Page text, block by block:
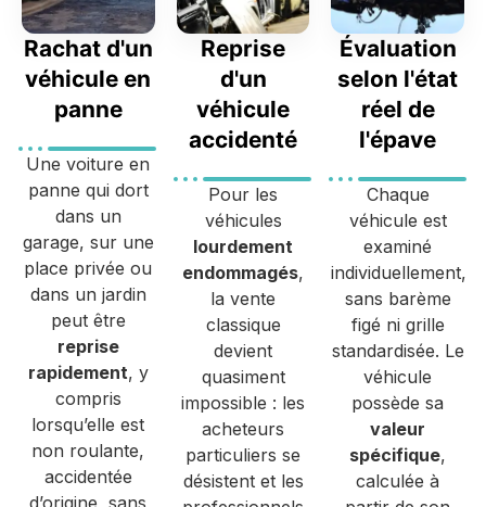
Rachat d'un
véhicule en
panne
Une voiture en
panne qui dort
dans un
garage, sur une
place privée ou
dans un jardin
peut être
reprise
rapidement, y
compris
lorsqu’elle est
non roulante,
accidentée
Reprise
d'un
véhicule
accidenté
Pour les
véhicules
lourdement
endommagés,
la vente
classique
devient
quasiment
impossible : les
acheteurs
particuliers se
désistent et les
Évaluation
selon l'état
réel de
l'épave
Chaque
véhicule est
examiné
individuellement,
sans barème
figé ni grille
standardisée. Le
véhicule
possède sa
valeur
spécifique,
calculée à